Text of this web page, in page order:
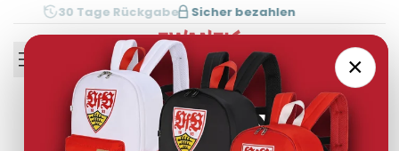
springen
30 Tage Rückgabe Sicher bezahlen
×